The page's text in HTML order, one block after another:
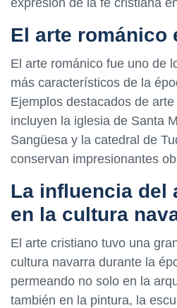
El arte románico
El arte románico fue uno de
más característicos de la
Ejemplos destacados de
incluyen la iglesia de Santa
Sangüesa y la catedral de
conservan impresionantes
La influencia del
en la cultura
El arte cristiano tuvo una
cultura navarra durante la
permeando no solo en la
también en la pintura, la